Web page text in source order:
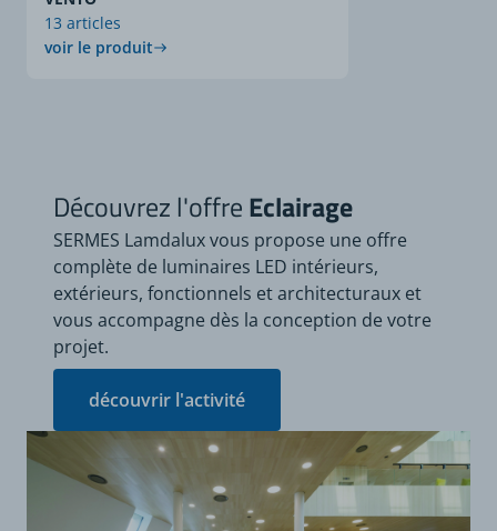
13 articles
voir le produit
Découvrez l'offreEclairage
SERMES Lamdalux vous propose une offre
complète de luminaires LED intérieurs,
extérieurs, fonctionnels et architecturaux et
vous accompagne dès la conception de votre
projet.
découvrir l'activité